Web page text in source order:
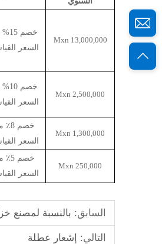
13 ,000,000
Mxn
خصم
السعر
2,500 ,000
Mxn
خصم
السعر
1,300 ,000
Mxn
خصم
السعر
250,000
Mxn
خصم
السعر
السابق: بالنسبة لمصنع
التالي: إشعار عطلة